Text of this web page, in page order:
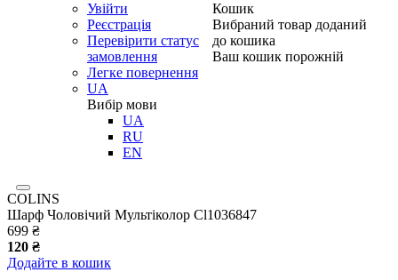
Увійти
Реєстрація
Перевірити статус
замовлення
Легке повернення
UA
Вибір мови
UA
RU
EN
Кошик
Вибраний товар доданий
до кошика
Ваш кошик порожній
COLINS
Шарф Чоловічий Мультіколор Cl1036847
699 ₴
120 ₴
Додайте в кошик